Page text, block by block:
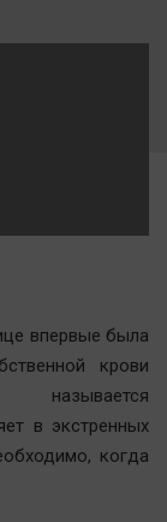
впервые была
крови
в экстренных
когда